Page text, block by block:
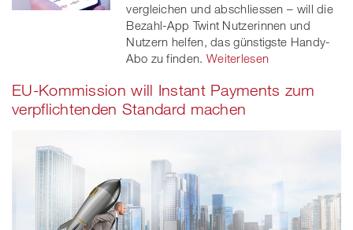
vergleichen und abschliessen – will die
Bezahl-App Twint Nutzerinnen und
Nutzern helfen, das günstigste Handy-
Abo zu finden. Weiterlesen
EU-Kommission will Instant Payments zum
verpflichtenden Standard machen